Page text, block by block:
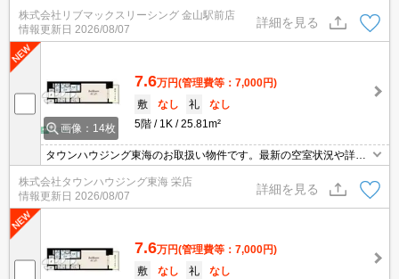
す！
株式会社リブマックスリーシング 金山駅前店
情報更新日 2026/08/07
詳細を見る
画像：14枚
7.6万円(管理費等：7,000円)
敷
なし 礼
なし
5階
1K 25.81m²
タウンハウジング東海のお取扱い物件です。最新の空室状況や詳細
株式会社タウンハウジング東海 栄店
情報更新日 2026/08/07
詳細を見る
7.6万円(管理費等：7,000円)
敷
なし 礼
なし